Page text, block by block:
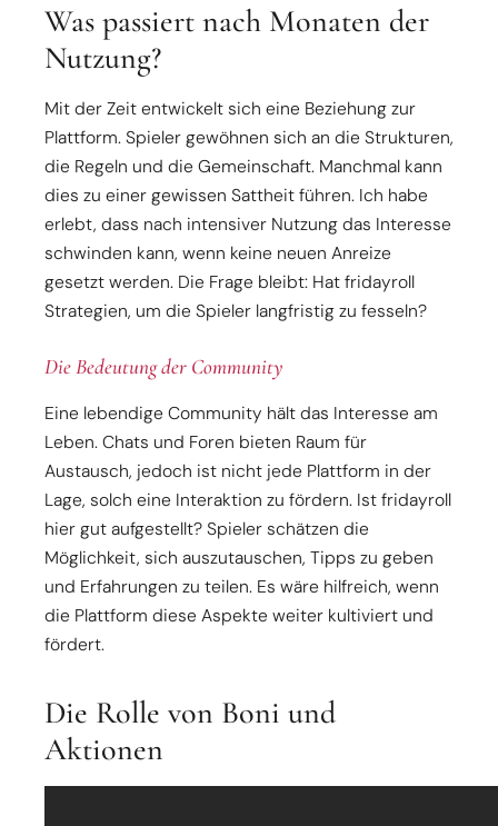
Was passiert nach Monaten der
Nutzung?
Mit der Zeit entwickelt sich eine Beziehung zur
Plattform. Spieler gewöhnen sich an die Strukturen,
die Regeln und die Gemeinschaft. Manchmal kann
dies zu einer gewissen Sattheit führen. Ich habe
erlebt, dass nach intensiver Nutzung das Interesse
schwinden kann, wenn keine neuen Anreize
gesetzt werden. Die Frage bleibt: Hat fridayroll
Strategien, um die Spieler langfristig zu fesseln?
Die Bedeutung der Community
Eine lebendige Community hält das Interesse am
Leben. Chats und Foren bieten Raum für
Austausch, jedoch ist nicht jede Plattform in der
Lage, solch eine Interaktion zu fördern. Ist fridayroll
hier gut aufgestellt? Spieler schätzen die
Möglichkeit, sich auszutauschen, Tipps zu geben
und Erfahrungen zu teilen. Es wäre hilfreich, wenn
die Plattform diese Aspekte weiter kultiviert und
fördert.
Die Rolle von Boni und
Aktionen